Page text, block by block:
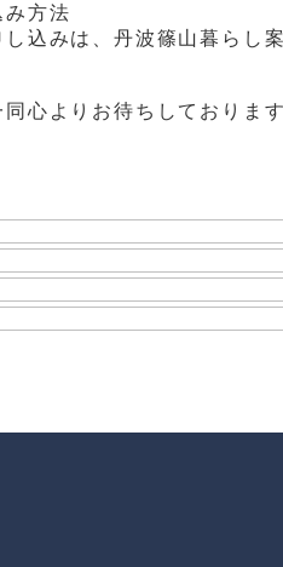
み方法
込みは、丹波篠山暮らし
心よりお待ちしております